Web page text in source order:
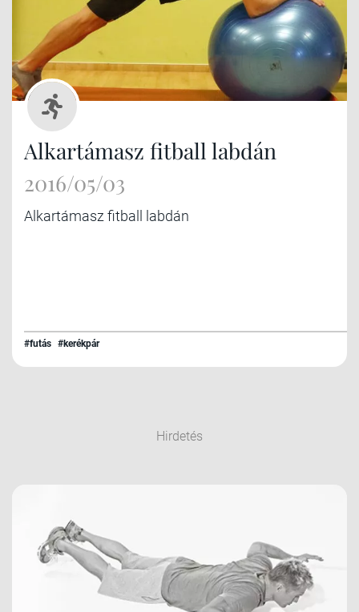
Alkartámasz fitball labdán
2016/05/03
Alkartámasz fitball labdán
#futás #kerékpár
Hirdetés